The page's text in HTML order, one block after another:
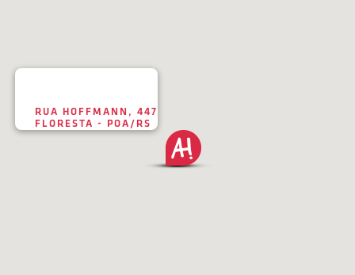
RUA HOFFMANN, 447
FLORESTA - POA/RS